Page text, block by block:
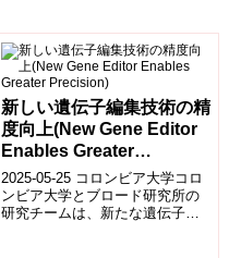
新しい遺伝子編集技術の精
度向上(New Gene Editor
Enables Greater
Precision)
2025-05-25 コロンビア大学コロ
ンビア大学とブロード研究所の
研究チームは、新たな遺伝子編